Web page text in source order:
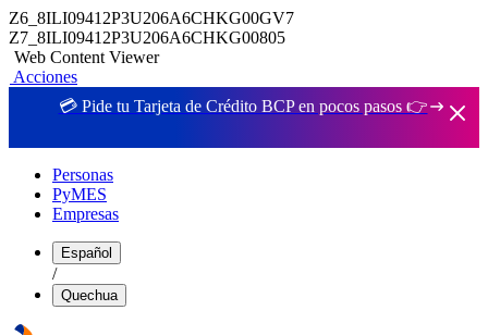
Z6_8ILI09412P3U206A6CHKG00GV7
Z7_8ILI09412P3U206A6CHKG00805
Web Content Viewer
Acciones
💳 Pide tu Tarjeta de Crédito BCP en pocos pasos 👉
Personas
PyMES
Empresas
Español
/
Quechua